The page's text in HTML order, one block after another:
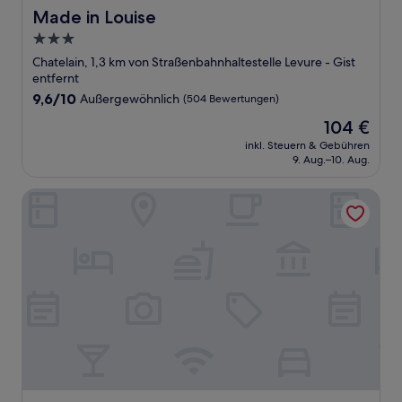
Made in Louise
Made in Louise
3.0-
Sterne-
Unterkunft
Chatelain, 1,3 km von Straßenbahnhaltestelle Levure - Gist
entfernt
9.6
9,6/10 Außergewöhnlich (504 Bewertungen)
Der
Preis
beträgt
104 €
inkl. Steuern & Gebühren
9. Aug.–10. Aug.